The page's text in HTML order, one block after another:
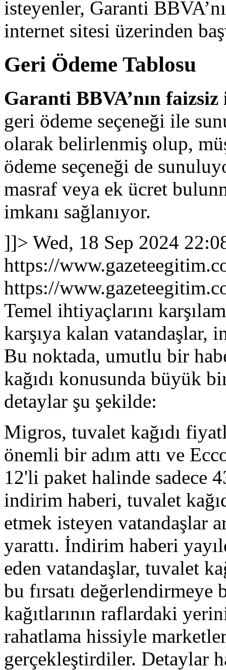
isteyenler, Garanti
internet sitesi üzerinden
Geri Ödeme Tablosu
Garanti BBVA’nın
geri ödeme seçeneği ile
olarak belirlenmiş olup,
ödeme seçeneği de
masraf veya ek ücret
imkanı sağlanıyor.
]]> Wed, 18 Sep 2024
https://
https://
Temel ihtiyaçlarını
karşıya kalan vatandaşlar,
Bu noktada, umutlu bir
kağıdı konusunda büyük
detaylar şu şekilde:
Migros, tuvalet kağıdı
önemli bir adım attı ve
12'li paket halinde sadece
indirim haberi, tuvalet
etmek isteyen vatandaşlar
yarattı. İndirim haberi
eden vatandaşlar, tuvalet
bu fırsatı
kağıtlarının raflardaki
rahatlama hissiyle
gerçekleştirdiler. Detaylar